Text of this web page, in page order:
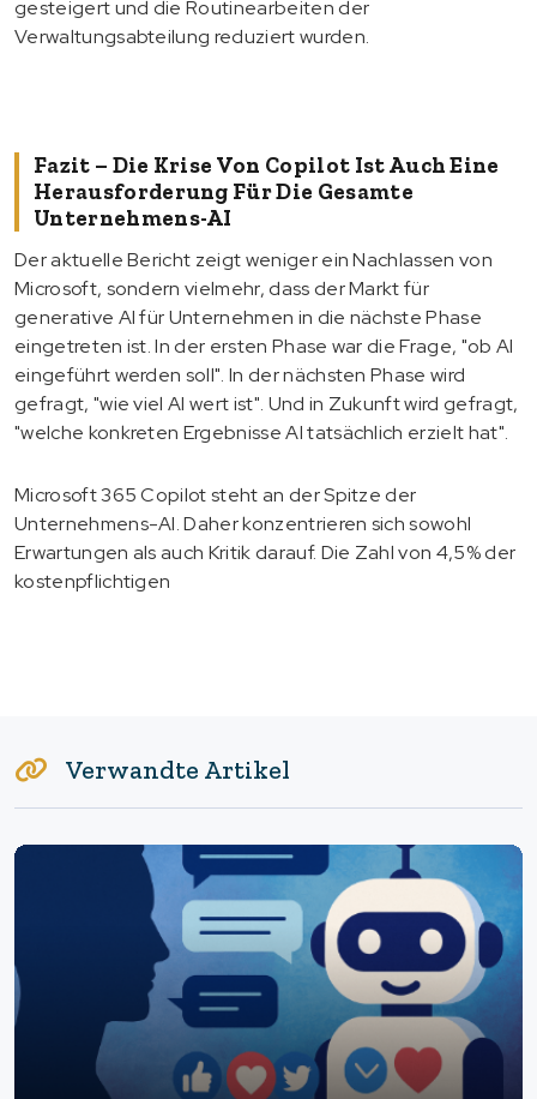
gesteigert und die Routinearbeiten der
Verwaltungsabteilung reduziert wurden.
Fazit – Die Krise Von Copilot Ist Auch Eine
Herausforderung Für Die Gesamte
Unternehmens-AI
Der aktuelle Bericht zeigt weniger ein Nachlassen von
Microsoft, sondern vielmehr, dass der Markt für
generative AI für Unternehmen in die nächste Phase
eingetreten ist. In der ersten Phase war die Frage, "ob AI
eingeführt werden soll". In der nächsten Phase wird
gefragt, "wie viel AI wert ist". Und in Zukunft wird gefragt,
"welche konkreten Ergebnisse AI tatsächlich erzielt hat".
Microsoft 365 Copilot steht an der Spitze der
Unternehmens-AI. Daher konzentrieren sich sowohl
Erwartungen als auch Kritik darauf. Die Zahl von 4,5% der
kostenpflichtigen
Verwandte Artikel